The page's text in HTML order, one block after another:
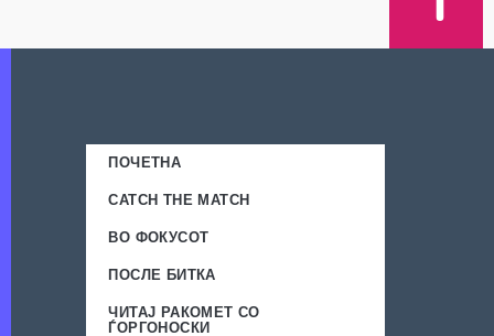
ПОЧЕТНА
CATCH THE MATCH
ВО ФОКУСОТ
ПОСЛЕ БИТКА
ЧИТАЈ РАКОМЕТ СО
ЃОРГОНОСКИ